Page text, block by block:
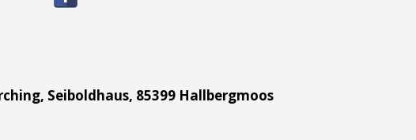
Seiboldhaus, 85399 Hallbergmoos